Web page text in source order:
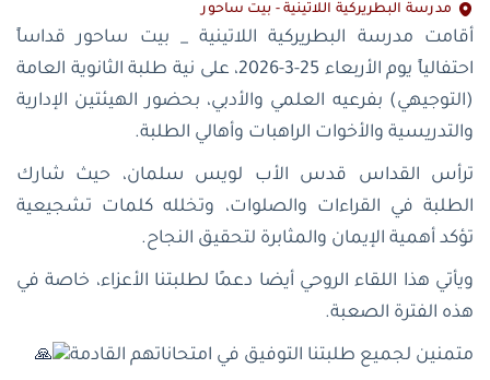
مدرسة البطريركية اللاتينية - بيت ساحور
أقامت مدرسة البطريركية اللاتينية _ بيت ساحور قداساً
احتفالياً يوم الأربعاء 25-3-2026، على نية طلبة الثانوية العامة
(التوجيهي) بفرعيه العلمي والأدبي، بحضور الهيئتين الإدارية
والتدريسية والأخوات الراهبات وأهالي الطلبة.
ترأس القداس قدس الأب لويس سلمان، حيث شارك
الطلبة في القراءات والصلوات، وتخلله كلمات تشجيعية
تؤكد أهمية الإيمان والمثابرة لتحقيق النجاح.
ويأتي هذا اللقاء الروحي أيضا دعمًا لطلبتنا الأعزاء، خاصة في
هذه الفترة الصعبة.
متمنين لجميع طلبتنا التوفيق في امتحاناتهم القادمة